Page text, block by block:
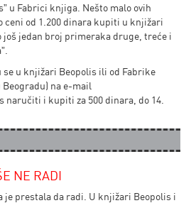
u Fabrici knjiga. Nešto malo ovih
ceni od 1.200 dinara kupiti u knjižari
još jedan broj primeraka druge, treće i
se u knjižari Beopolis ili od Fabrike
Beogradu) na e-mail
naručiti i kupiti za 500 dinara, do 14.
NE RADI
je prestala da radi. U knjižari Beopolis i